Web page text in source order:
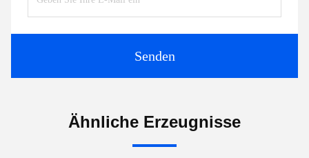
Senden
Ähnliche Erzeugnisse